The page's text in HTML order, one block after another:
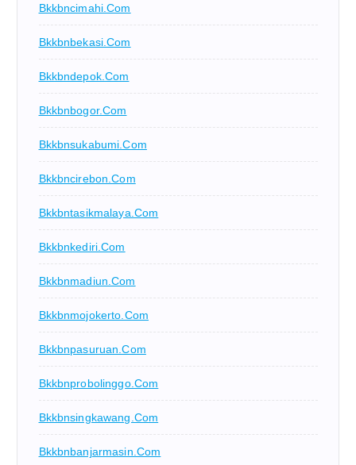
Bkkbncimahi.com
Bkkbnbekasi.com
Bkkbndepok.com
Bkkbnbogor.com
Bkkbnsukabumi.com
Bkkbncirebon.com
Bkkbntasikmalaya.com
Bkkbnkediri.com
Bkkbnmadiun.com
Bkkbnmojokerto.com
Bkkbnpasuruan.com
Bkkbnprobolinggo.com
Bkkbnsingkawang.com
Bkkbnbanjarmasin.com